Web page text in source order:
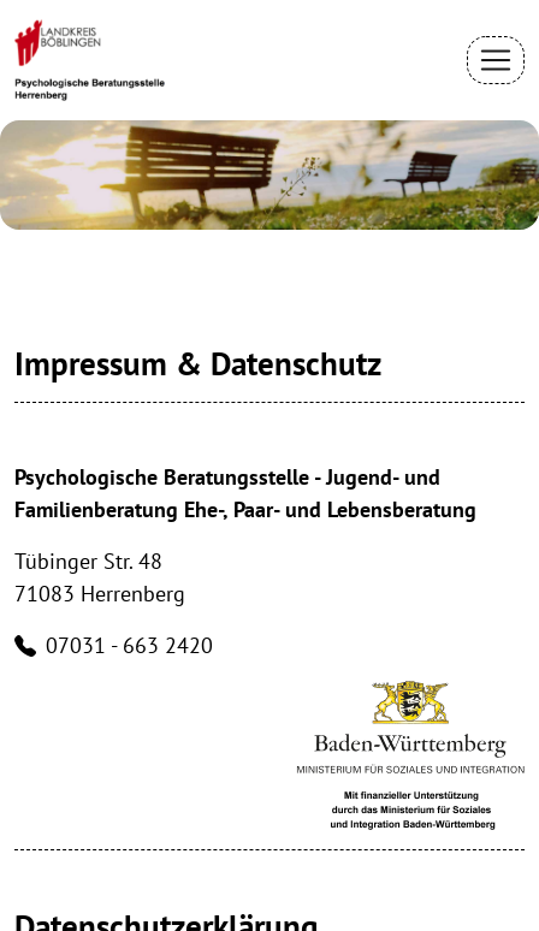
Impressum & Datenschutz
Psychologische Beratungsstelle - Jugend- und
Familienberatung Ehe-, Paar- und Lebensberatung
Tübinger Str. 48
71083 Herrenberg
07031 - 663 2420